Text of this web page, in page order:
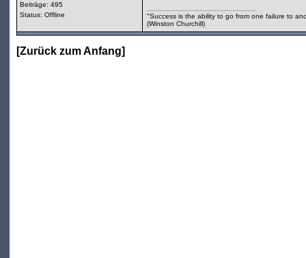
Beiträge: 495
Status: Offline
"Success is the ability to go from one failure to
(Winston Churchill)
[Zurück zum Anfang]